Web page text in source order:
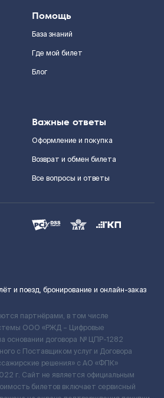
Помощь
База знаний
Где мой билет
Блог
Важные ответы
Оформление и покупка
Возврат и обмен билета
Все вопросы и ответы
и поезд, бронирование и онлайн-заказ
партнёрами, в том числе
ООО «РЖД – Цифровые
основании договора № ЦПР-1282
с Поставщиком услуг и Договора
решения» c АО «ФПК»
г. Сайт не является официальным
билетов включает сервисный